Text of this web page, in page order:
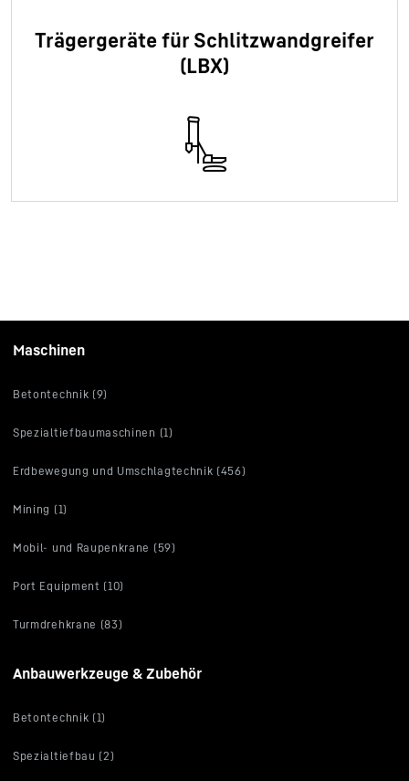
Trägergeräte für Schlitzwandgreifer
(LBX)
Maschinen
Betontechnik (9)
Spezialtiefbaumaschinen (1)
Erdbewegung und Umschlagtechnik (456)
Mining (1)
Mobil- und Raupenkrane (59)
Port Equipment (10)
Turmdrehkrane (83)
Anbauwerkzeuge & Zubehör
Betontechnik (1)
Spezialtiefbau (2)